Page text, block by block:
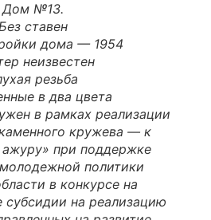
Дом №13.
ставен
дома — 1954
неизвестен
резьба
в два цвета
в рамках реализации
кружева — к
при поддержке
политики
в конкурсе на
субсидии на реализацию